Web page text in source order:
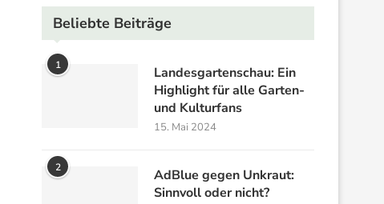
Beliebte Beiträge
1
Landesgartenschau: Ein
Highlight für alle Garten-
und Kulturfans
15. Mai 2024
2
AdBlue gegen Unkraut:
Sinnvoll oder nicht?